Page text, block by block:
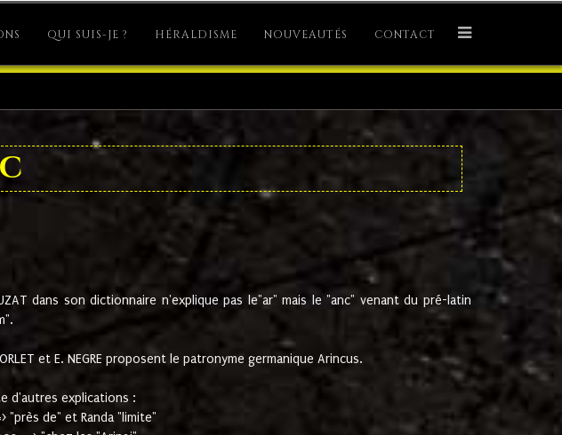
QUI SUIS-JE ? HÉRALDISME NOUVEAUTÉS CONTACT
dans son dictionnaire n'explique pas le"ar" mais le "anc" venant du pré-latin
et E. NEGRE proposent le patronyme germanique Arincus.
d'autres explications :
"près de" et Randa "limite"